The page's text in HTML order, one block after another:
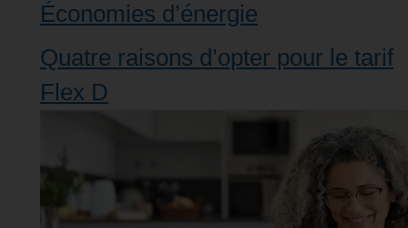
Économies d’énergie
Quatre raisons d’opter pour le tarif
Flex D